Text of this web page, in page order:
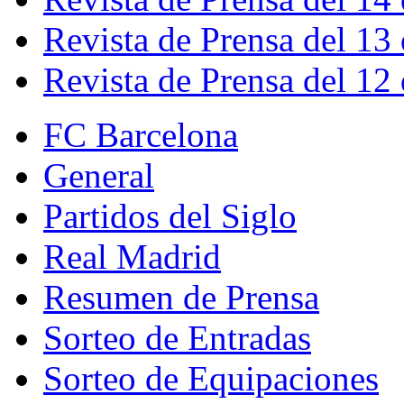
Revista de Prensa del
Revista de Prensa del
FC Barcelona
General
Partidos del Siglo
Real Madrid
Resumen de Prensa
Sorteo de Entradas
Sorteo de Equipaciones